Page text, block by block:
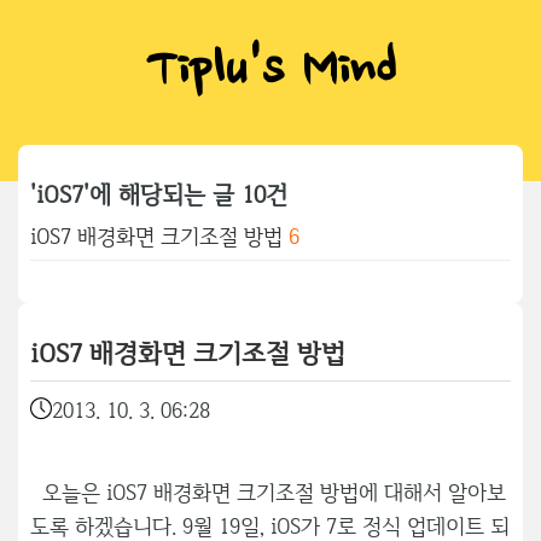
Tiplu's Mind
'iOS7'에 해당되는 글 10건
iOS7 배경화면 크기조절 방법 6
iOS7 배경화면 크기조절 방법
2013. 10. 3. 06:28
오늘은 iOS7 배경화면 크기조절 방법에 대해서 알아보
도록 하겠습니다. 9월 19일, iOS가 7로 정식 업데이트 되